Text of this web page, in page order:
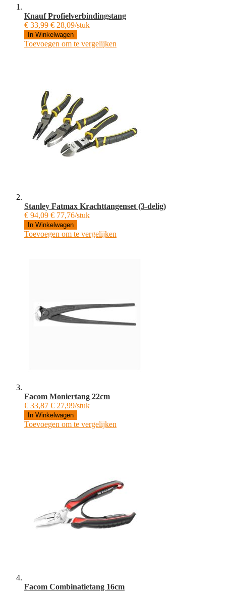
Knauf Profielverbindingstang
€ 33,99 € 28,09/stuk
In Winkelwagen
Toevoegen om te vergelijken
Stanley Fatmax Krachttangenset (3-delig)
€ 94,09 € 77,76/stuk
In Winkelwagen
Toevoegen om te vergelijken
Facom Moniertang 22cm
€ 33,87 € 27,99/stuk
In Winkelwagen
Toevoegen om te vergelijken
Facom Combinatietang 16cm